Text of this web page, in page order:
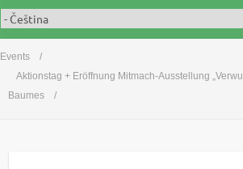
e
n
Events
Aktionstag + Eröffnung Mitmach-Ausstellung
Baumes